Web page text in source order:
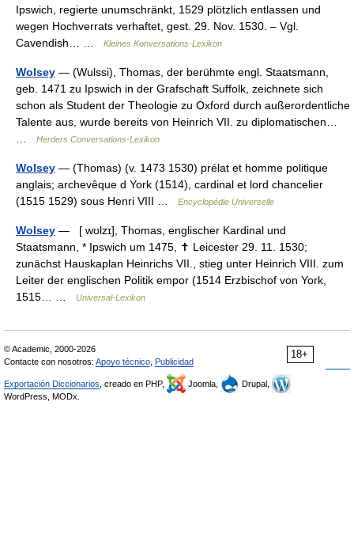
Ipswich, regierte unumschränkt, 1529 plötzlich entlassen und
wegen Hochverrats verhaftet, gest. 29. Nov. 1530. – Vgl.
Cavendish… …
Kleines Konversations-Lexikon
Wolsey — (Wulssi), Thomas, der berühmte engl. Staatsmann,
geb. 1471 zu Ipswich in der Grafschaft Suffolk, zeichnete sich
schon als Student der Theologie zu Oxford durch außerordentliche
Talente aus, wurde bereits von Heinrich VII. zu diplomatischen…
Herders Conversations-Lexikon
Wolsey — (Thomas) (v. 1473 1530) prélat et homme politique
anglais; archevêque d York (1514), cardinal et lord chancelier
(1515 1529) sous Henri VIII …
Encyclopédie Universelle
Wolsey — [ wʊlzɪ], Thomas, englischer Kardinal und
Staatsmann, * Ipswich um 1475, ✝ Leicester 29. 11. 1530;
zunächst Hauskaplan Heinrichs VII., stieg unter Heinrich VIII. zum
Leiter der englischen Politik empor (1514 Erzbischof von York,
1515… …
Universal-Lexikon
18+
© Academic, 2000-2026
Contacte con nosotros: Apoyo técnico Publicidad
Exportación Diccionarios , creado en PHP, Joomla,
Drupal,
WordPress, MODx.